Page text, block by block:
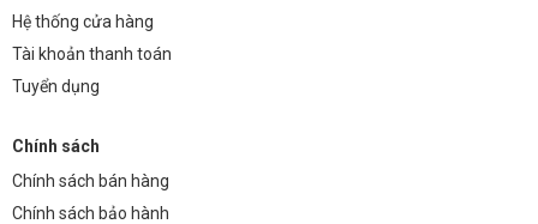
Hệ thống cửa hàng
Tài khoản thanh toán
Tuyển dụng
Chính sách
Chính sách bán hàng
Chính sách bảo hành